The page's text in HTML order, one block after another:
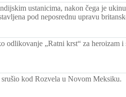
ustanicima, nakon čega je
pod neposrednu upravu
odlikovanje „Ratni krst“ za heroizam i
kod Rozvela u Novom Meksiku.